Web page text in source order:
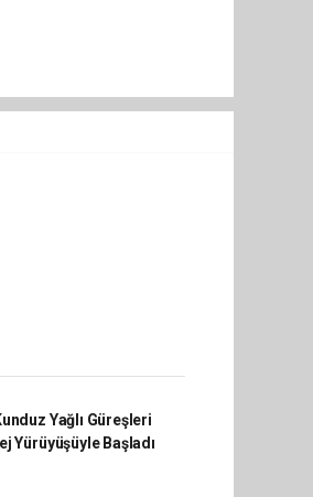
Yağlı Güreşleri
Yürüyüşüyle Başladı